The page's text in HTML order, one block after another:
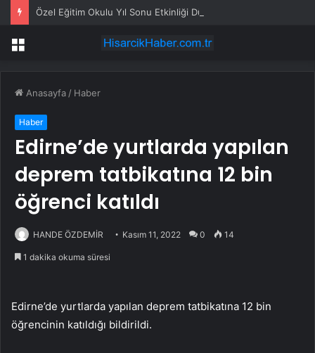
Özel Eğitim Okulu Yıl Sonu Etkinliği Düzenledi
Menü
Anasayfa / Haber
Haber
Edirne’de yurtlarda yapılan
deprem tatbikatına 12 bin
öğrenci katıldı
HANDE ÖZDEMİR Kasım 11, 2022 0 14
1 dakika okuma süresi
Edirne’de yurtlarda yapılan deprem tatbikatına 12 bin
öğrencinin katıldığı bildirildi.